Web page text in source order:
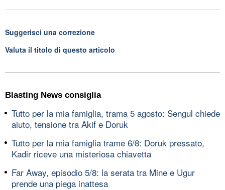
Suggerisci una correzione
Valuta il titolo di questo articolo
Blasting News consiglia
Tutto per la mia famiglia, trama 5 agosto: Sengul chiede
aiuto, tensione tra Akif e Doruk
Tutto per la mia famiglia trame 6/8: Doruk pressato,
Kadir riceve una misteriosa chiavetta
Far Away, episodio 5/8: la serata tra Mine e Ugur
prende una piega inattesa